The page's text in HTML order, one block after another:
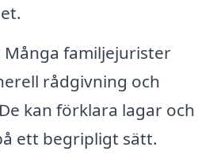
Många familjejurister
rådgivning och
kan förklara lagar och
ett begripligt sätt.